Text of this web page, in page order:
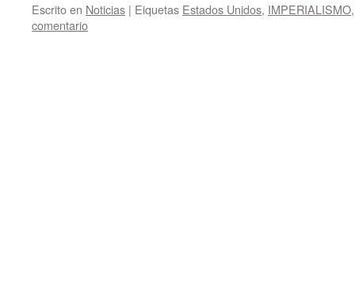
Escrito en Noticias | Eiquetas Estados Unidos, IMPERIALISMO
comentario